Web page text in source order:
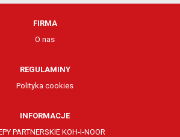
FIRMA
O nas
REGULAMINY
Polityka cookies
INFORMACJE
PARTNERSKIE KOH-I-NOOR